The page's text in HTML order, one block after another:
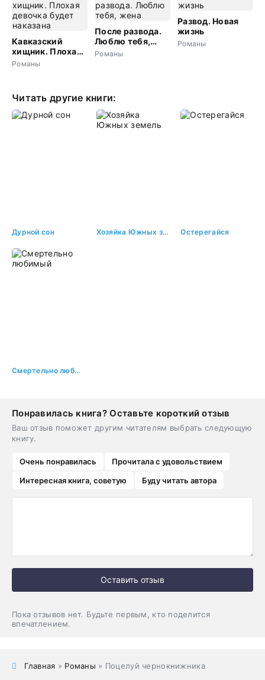
Кавказский
хищник. Плохая
девочка будет
Романы
После развода.
Люблю тебя,
жена
Романы
Развод. Новая
жизнь
Романы
Читать другие книги:
Дурной сон Хозяйка Южных земель Остерегайся
Смертельно любимый
Понравилась книга? Оставьте короткий отзыв
Ваш отзыв поможет другим читателям выбрать следующую
книгу.
Очень понравилась
Прочитала с удовольствием
Интересная книга, советую
Буду читать автора
Оставить отзыв
Пока отзывов нет. Будьте первым, кто поделится
впечатлением.
Главная » Романы » Поцелуй чернокнижника